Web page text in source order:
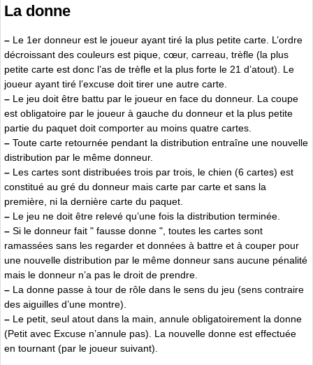
La donne
– Le 1er donneur est le joueur ayant tiré la plus petite carte. L’ordre
décroissant des couleurs est pique, cœur, carreau, trèfle (la plus
petite carte est donc l’as de trèfle et la plus forte le 21 d’atout). Le
joueur ayant tiré l’excuse doit tirer une autre carte.
– Le jeu doit être battu par le joueur en face du donneur. La coupe
est obligatoire par le joueur à gauche du donneur et la plus petite
partie du paquet doit comporter au moins quatre cartes.
– Toute carte retournée pendant la distribution entraîne une nouvelle
distribution par le même donneur.
– Les cartes sont distribuées trois par trois, le chien (6 cartes) est
constitué au gré du donneur mais carte par carte et sans la
première, ni la dernière carte du paquet.
– Le jeu ne doit être relevé qu’une fois la distribution terminée.
– Si le donneur fait " fausse donne ", toutes les cartes sont
ramassées sans les regarder et données à battre et à couper pour
une nouvelle distribution par le même donneur sans aucune pénalité
mais le donneur n’a pas le droit de prendre.
– La donne passe à tour de rôle dans le sens du jeu (sens contraire
des aiguilles d’une montre).
– Le petit, seul atout dans la main, annule obligatoirement la donne
(Petit avec Excuse n’annule pas). La nouvelle donne est effectuée
en tournant (par le joueur suivant).